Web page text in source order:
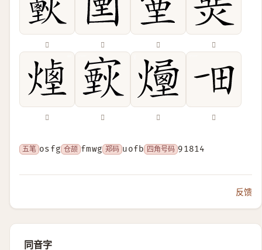
𠖣 𡇽 𡨾 𤊗
𤎆 𤎟 𤏯 𤰓
五笔 osfg 仓颉 fmwg 郑码 uofb 四角号码 91814
反馈
同音字